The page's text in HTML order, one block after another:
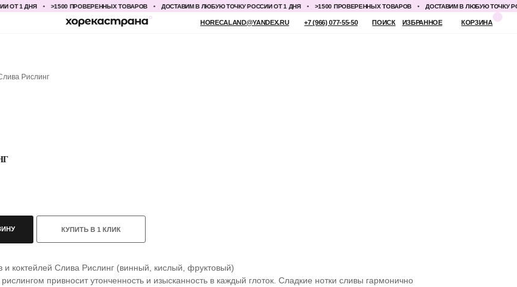
1 ДНЯ >1500 ПРОВЕРЕННЫХ ТОВАРОВ ДОСТАВИМ В ЛЮБУЮ ТОЧКУ РОССИИ ОТ 1 ДНЯ >1500 ПРОВЕРЕННЫХ ТОВАРОВ ДОСТАВИМ В ЛЮБУЮ ТОЧКУ
ПОИСК
+7 (966) 077-55-50 ИЗБРАННОЕ
HORECALAND@YANDEX.RU КОРЗИНА
Рислинг
КУПИТЬ В 1 КЛИК
и коктейлей Слива Рислинг (винный, кислый, фруктовый)
привносит утонченность и изысканность в каждый глоток. Сладкие нотки сливы гармонично